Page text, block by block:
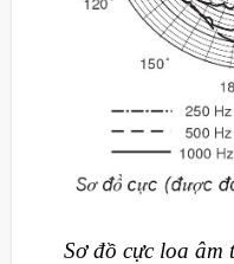
Sơ đồ cực loa